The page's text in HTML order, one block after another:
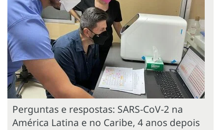
Perguntas e respostas: SARS-CoV-2 na
América Latina e no Caribe, 4 anos depois